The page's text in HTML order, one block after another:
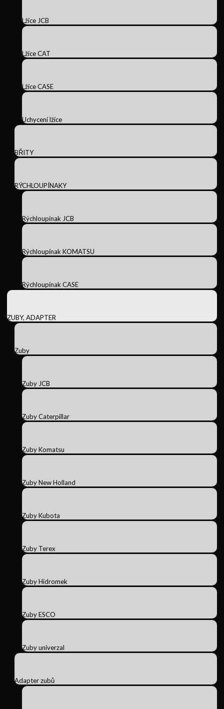
Lžíce JCB
Lžíce CAT
Lžíce CASE
Uchycení lžíce
BŘITY
RÝCHLOUPÍNAKY
Rýchloupínak JCB
Rýchloupínak KOMATSU
Rýchloupínak CASE
ZUBY, ADAPTER
Zuby
Zuby JCB
Zuby Caterpillar
Zuby Komatsu
Zuby New Holland
Zuby Kubota
Zuby Terex
Zuby Hidromek
Zuby ESCO
Zuby univerzal
Adapter zubů